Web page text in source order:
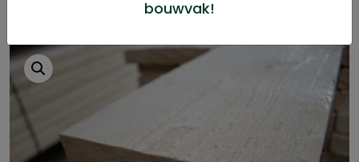
Vuren ruw 32x200mm zweeds
bouwvak!